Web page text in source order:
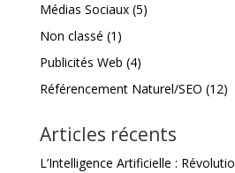
Médias Sociaux(5)
Non classé (1)
Publicités Web (4)
Référencement Naturel/SEO (12)
Articles récents
L’Intelligence Artificielle :